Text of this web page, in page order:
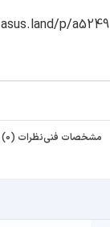
asus.land/p/a5249
مشخصات فنینظرات (0)